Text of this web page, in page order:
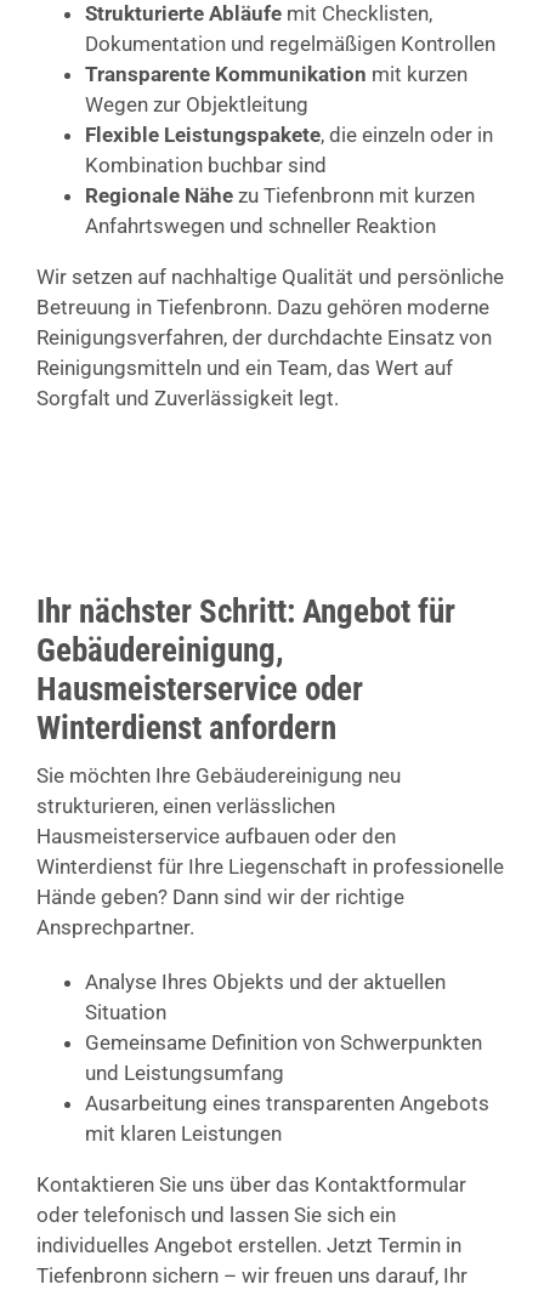
Strukturierte Abläufemit Checklisten,
Dokumentation und regelmäßigen Kontrollen
Transparente Kommunikation mit kurzen
Wegen zur Objektleitung
Flexible Leistungspakete, die einzeln oder in
Kombination buchbar sind
Regionale Nähezu Tiefenbronn mit kurzen
Anfahrtswegen und schneller Reaktion
Wir setzen auf nachhaltige Qualität und persönliche
Betreuung in Tiefenbronn. Dazu gehören moderne
Reinigungsverfahren, der durchdachte Einsatz von
Reinigungsmitteln und ein Team, das Wert auf
Sorgfalt und Zuverlässigkeit legt.
Ihr nächster Schritt: Angebot für
Gebäudereinigung,
Hausmeisterservice oder
Winterdienst anfordern
Sie möchten Ihre Gebäudereinigung neu
strukturieren, einen verlässlichen
Hausmeisterservice aufbauen oder den
Winterdienst für Ihre Liegenschaft in professionelle
Hände geben? Dann sind wir der richtige
Ansprechpartner.
Analyse Ihres Objekts und der aktuellen
Situation
Gemeinsame Definition von Schwerpunkten
und Leistungsumfang
Ausarbeitung eines transparenten Angebots
mit klaren Leistungen
Kontaktieren Sie uns über das Kontaktformular
oder telefonisch und lassen Sie sich ein
individuelles Angebot erstellen. Jetzt Termin in
Tiefenbronn sichern – wir freuen uns darauf, Ihr